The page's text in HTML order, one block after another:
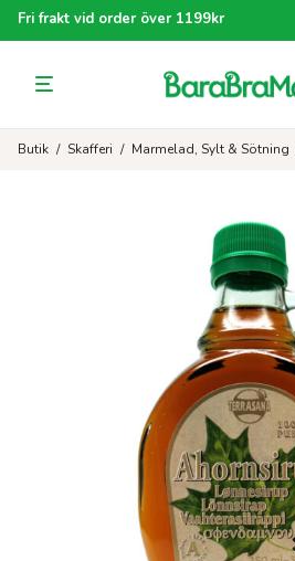
Fri frakt vid order över 1199kr
Butik / Skafferi / Marmelad, Sylt & Sötning